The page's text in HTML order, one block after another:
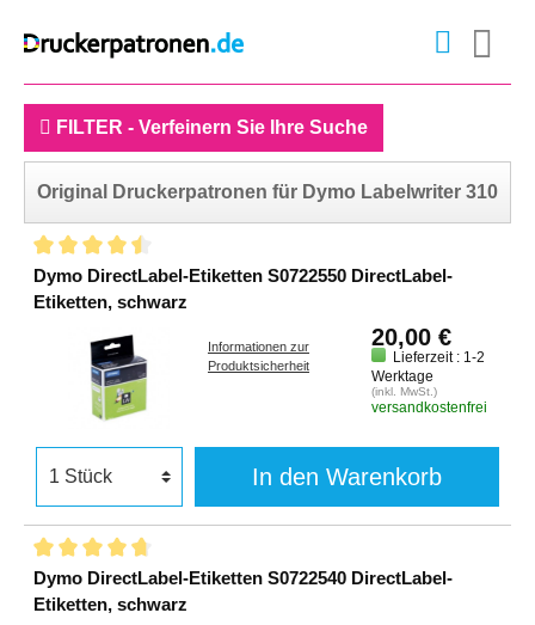
FILTER - Verfeinern Sie Ihre Suche
Original Druckerpatronen für Dymo Labelwriter 310
Dymo DirectLabel-Etiketten S0722550 DirectLabel-
Etiketten, schwarz
Informationen zur
Produktsicherheit
20,00 €
Lieferzeit : 1-2
Werktage
(inkl. MwSt.)
versandkostenfrei
In den Warenkorb
Dymo DirectLabel-Etiketten S0722540 DirectLabel-
Etiketten, schwarz